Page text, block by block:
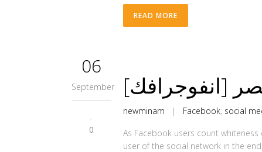
READ MORE
06
September
0
[انفوجرافك]
newminam | Facebook, social
As Facebook users count
user of the social network in the